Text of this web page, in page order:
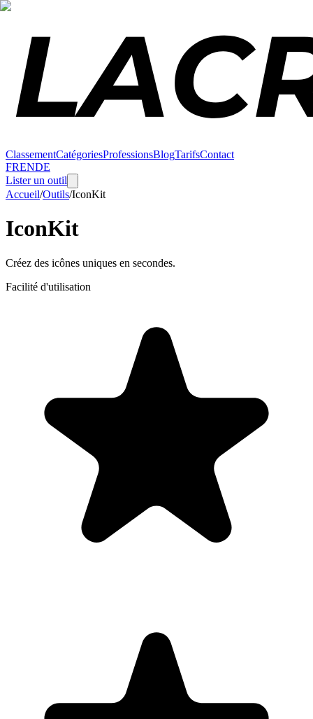
ClassementCatégoriesProfessionsBlogTarifsContact
FRENDE
Lister un outil
Accueil/Outils/IconKit
IconKit
Créez des icônes uniques en secondes.
Facilité d'utilisation